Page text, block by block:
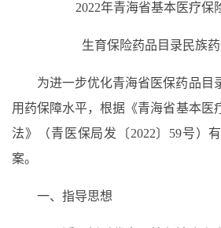
2022年青海省基本医疗保
生育保险药品目录 民族
为进一步优化青海省医保药品目
用药保障水平，根据 《青海省基本
法》（青医保局发〔2022〕59号）
案。
一、 指导思想